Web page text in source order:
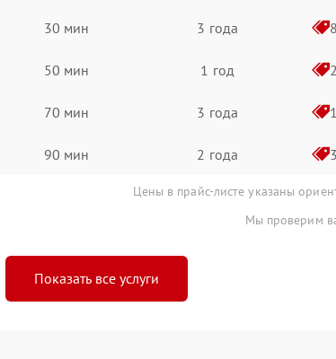
30 мин 3 года
50 мин 1 год
70 мин 3 года
90 мин 2 года
Цены в прайс-листе указаны
Мы проверим
Показать все услуги